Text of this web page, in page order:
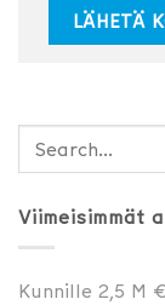
Viimeisimmät
Kunnille 2,5 M